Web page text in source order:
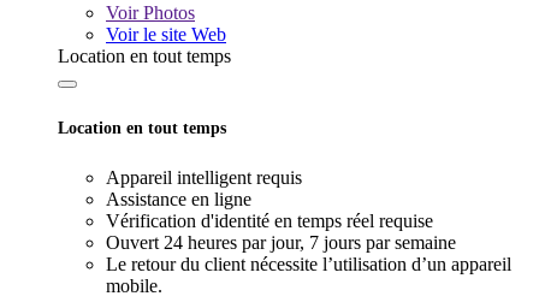
VoirPhotos
Voir le site Web
Location en tout temps
Location en tout temps
Appareil intelligent requis
Assistance en ligne
Vérification d'identité en temps réel requise
Ouvert 24 heures par jour, 7 jours par semaine
Le retour du client nécessite l’utilisation d’un appareil
mobile.